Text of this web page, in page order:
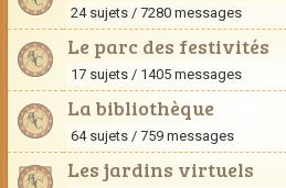
24 sujets / 7280 messages
Le parc des festivités
17 sujets / 1405 messages
La bibliothèque
64 sujets / 759 messages
Les jardins virtuels